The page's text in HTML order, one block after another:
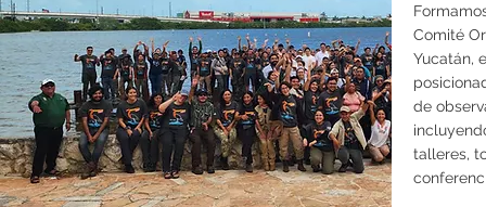
Comité
Yucatán,
de
talleres,